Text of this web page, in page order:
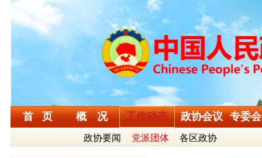
首 页 概 况 工作动态
政协要闻 党派团体 各区政协
政协会议 专委